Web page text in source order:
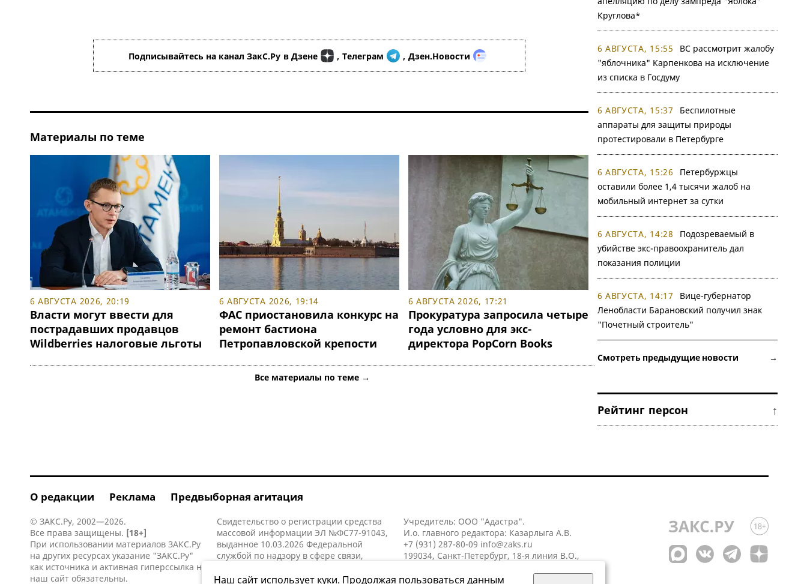
Подписывайтесь на канал ЗакС.Ру в Дзене , Телеграм , Дзен.Новости
Материалы по теме
6 АВГУСТА 2026, 20:19
Власти могут ввести для
пострадавших продавцов
Wildberries налоговые льготы
6 АВГУСТА 2026, 19:14
ФАС приостановила конкурс на
ремонт бастиона
Петропавловской крепости
6 АВГУСТА 2026, 17:21
Прокуратура запросила четыре
года условно для экс-
директора PopCorn Books
Все материалы по теме →
Круглова*
6 АВГУСТА, 15:55
ВС рассмотрит жалобу
"яблочника" Карпенкова на исключение
из списка в Госдуму
6 АВГУСТА, 15:37
Беспилотные
аппараты для защиты природы
протестировали в Петербурге
6 АВГУСТА, 15:26
Петербуржцы
оставили более 1,4 тысячи жалоб на
мобильный интернет за сутки
6 АВГУСТА, 14:28
Подозреваемый в
убийстве экс-правоохранитель дал
показания полиции
6 АВГУСТА, 14:17
Вице-губернатор
Ленобласти Барановский получил знак
"Почетный строитель"
Смотреть предыдущие новости →
Рейтинг персон ↑
О редакции Реклама Предвыборная агитация
© ЗАКС.Ру, 2002—2026.
Все права защищены. [18+]
При использовании материалов ЗАКС.Ру
на других ресурсах указание "ЗАКС.Ру"
как источника и активная гиперссылка на
наш сайт обязательны.
Свидетельство о регистрации средства
массовой информации ЭЛ №ФС77-91043,
выданное 10.03.2026 Федеральной
службой по надзору в сфере связи,
коммуникаций (Роскомнадзор).
Учредитель: ООО "Адастра".
И.о. главного редактора: Казарлыга А.В.
+7 (931) 287-80-09 info@zaks.ru
199034, Санкт-Петербург, 18-я линия В.О.,
Наш сайт использует куки. Продолжая пользоваться данным